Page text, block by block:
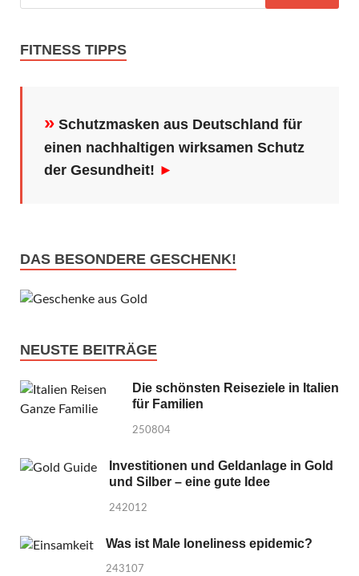
FITNESS TIPPS
» Schutzmasken aus Deutschland für
einen nachhaltigen wirksamen Schutz
der Gesundheit! ►
DAS BESONDERE GESCHENK!
NEUSTE BEITRÄGE
Die schönsten Reiseziele in Italien
für Familien
250804
Investitionen und Geldanlage in Gold
und Silber – eine gute Idee
242012
Was ist Male loneliness epidemic?
243107